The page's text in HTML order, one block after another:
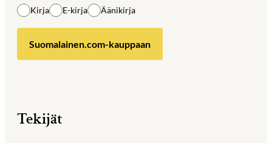
Kirja E-kirja Äänikirja
Suomalainen.com-kauppaan
Tekijät